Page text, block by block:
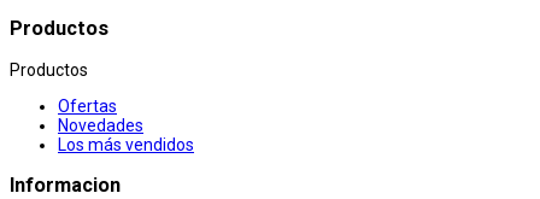
Productos
Productos
Ofertas
Novedades
Los más vendidos
Informacion